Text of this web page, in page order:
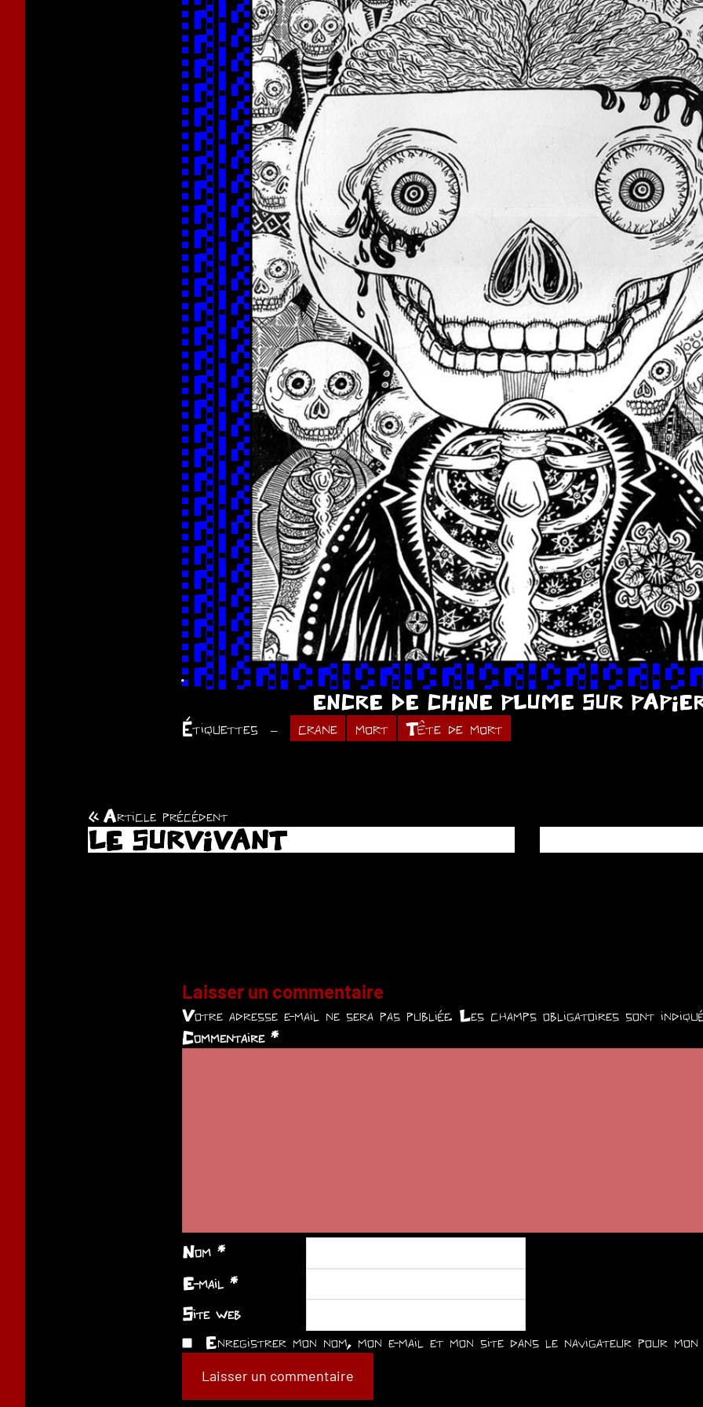
.
ENCRE DE CHINE PLUME SUR
Étiquettes crane mort Tête de mort
Navigation
de
Article précédent
LE SURVIVANT
Laisser un commentaire
Votre adresse e-mail ne sera pas publiée. Les champs obligatoires sont
Commentaire *
Nom *
E-mail *
Site web
Enregistrer mon nom, mon e-mail et mon site dans le navigateur pour mon